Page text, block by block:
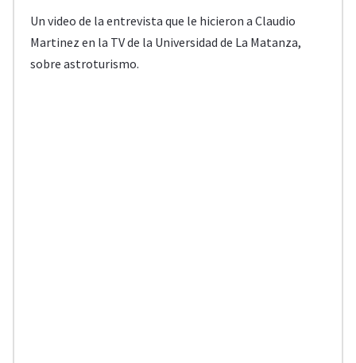
Un video de la entrevista que le hicieron a Claudio
Martinez en la TV de la Universidad de La Matanza,
sobre astroturismo.